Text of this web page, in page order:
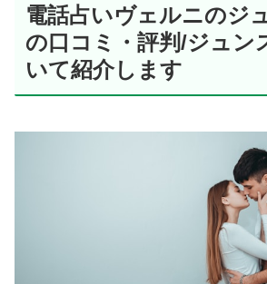
電話占いヴェルニのジ
の口コミ・評判/ジュン
いて紹介します